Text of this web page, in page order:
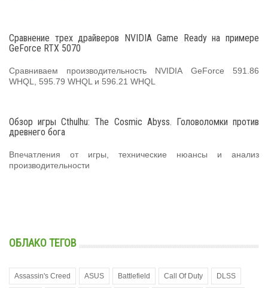
Сравнение трех драйверов NVIDIA Game Ready на примере
GeForce RTX 5070
Сравниваем производительность NVIDIA GeForce 591.86
WHQL, 595.79 WHQL и 596.21 WHQL
Обзор игры Cthulhu: The Cosmic Abyss. Головоломки против
древнего бога
Впечатления от игры, технические нюансы и анализ
производительности
ОБЛАКО ТЕГОВ
Assassin's Creed ASUS Battlefield Call Of Duty DLSS